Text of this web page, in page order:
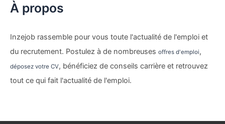
À propos
Inzejob rassemble pour vous toute l'actualité de l'emploi et
du recrutement. Postulez à de nombreuses offres d'emploi,
déposez votre CV, bénéficiez de conseils carrière et retrouvez
tout ce qui fait l'actualité de l'emploi.